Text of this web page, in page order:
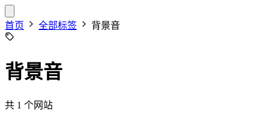
首页 全部标签 背景音
背景音
共 1 个网站